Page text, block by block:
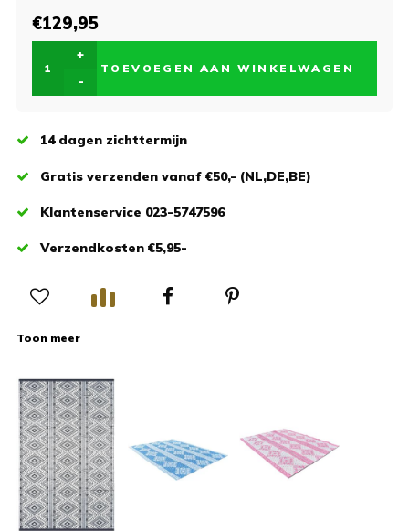
€129,95
+
-
TOEVOEGEN AAN WINKELWAGEN
14 dagen zichttermijn
Gratis verzenden vanaf €50,- (NL,DE,BE)
Klantenservice 023-5747596
Verzendkosten €5,95-
Toon meer